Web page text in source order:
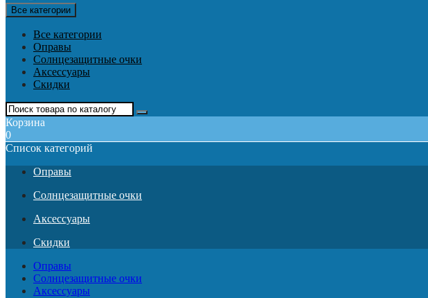
Все категории
Все категории
Оправы
Солнцезащитные очки
Аксессуары
Скидки
Корзина
0
Список категорий
Оправы
Солнцезащитные очки
Аксессуары
Скидки
Оправы
Солнцезащитные очки
Аксессуары